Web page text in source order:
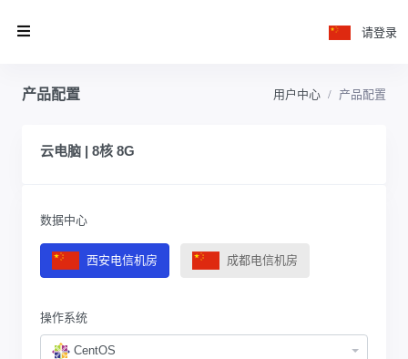
请登录
产品配置 用户中心 产品配置
云电脑 | 8核 8G
数据中心
西安电信机房 成都电信机房
操作系统
CentOS